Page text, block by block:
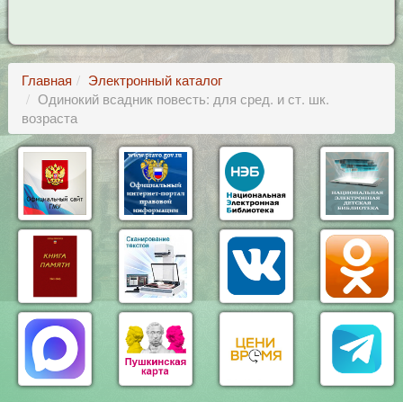
Главная
Электронный каталог
Одинокий всадник повесть: для сред. и ст. шк.
возраста